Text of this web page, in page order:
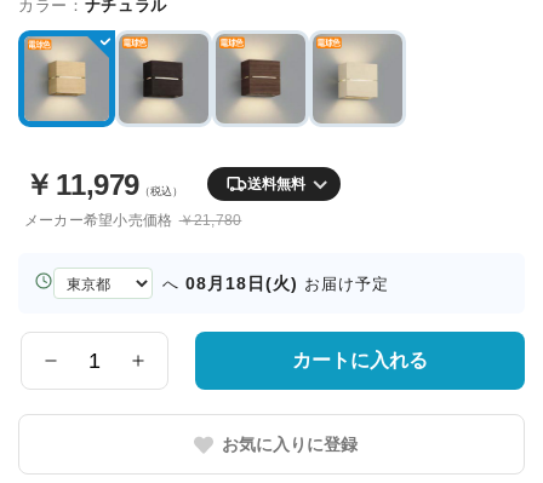
カラー： ナチュラル
￥ 11,979（税込） 送料無料
メーカー希望小売価格 ￥21,780
お
届
県
へ 08月18日(火) お届け予定
量
カートに入れる
お気に入りに登録